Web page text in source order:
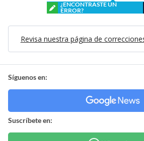
¿ENCONTRASTE UN
ERROR?
Revisa nuestra página de
Síguenos en:
Suscríbete en: